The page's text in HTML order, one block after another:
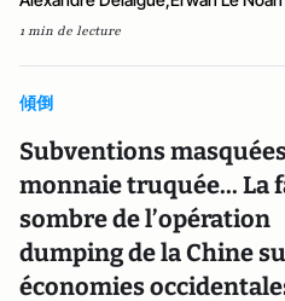
1 min de lecture
傾倒
Subventions
monnaie truquée... La
sombre de l’opération
dumping de la Chine
économies